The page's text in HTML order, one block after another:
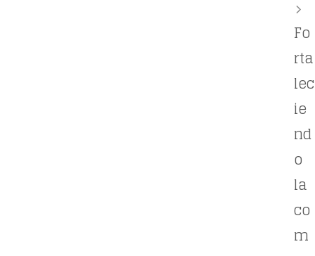
Fo
rta
lec
ie
nd
o
la
co
m